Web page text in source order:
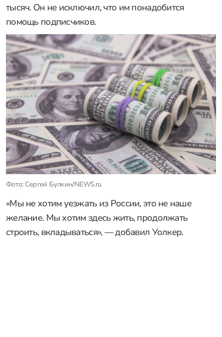
тысяч. Он не исключил, что им понадобится
помощь подписчиков.
Фото: Сергей Булкин/NEWS.ru
«Мы не хотим уезжать из России, это не наше
желание. Мы хотим здесь жить, продолжать
строить, вкладываться», — добавил Уолкер.